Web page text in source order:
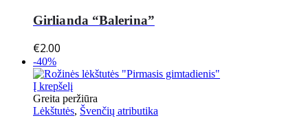
Girlianda “Balerina”
€2.00
-40%
Į krepšelį
Greita peržiūra
Lėkštutės, Švenčių atributika